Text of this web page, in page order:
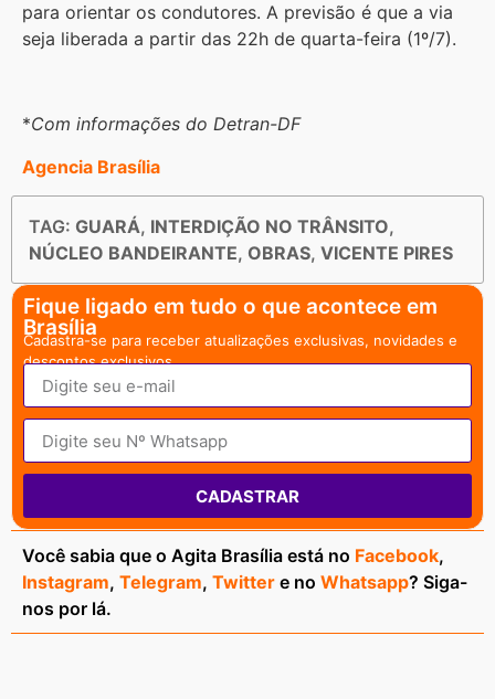
para orientar os condutores. A previsão é que a via
seja liberada a partir das 22h de quarta-feira (1º/7).
*Com informações do Detran-DF
Agencia Brasília
TAG: GUARÁ, INTERDIÇÃO NO TRÂNSITO,
NÚCLEO BANDEIRANTE, OBRAS, VICENTE PIRES
Fique ligado em tudo o que acontece em
Brasília
Cadastra-se para receber atualizações exclusivas, novidades e
descontos exclusivos.
CADASTRAR
Você sabia que o Agita Brasília está no Facebook,
Instagram, Telegram, Twitter e no Whatsapp? Siga-
nos por lá.